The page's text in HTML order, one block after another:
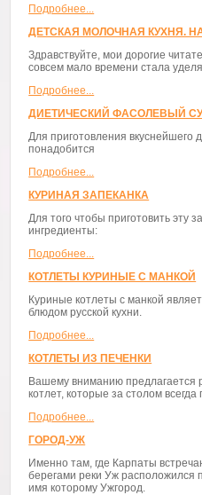
Подробнее...
ДЕТСКАЯ МОЛОЧНАЯ КУХНЯ.
Здравствуйте, мои дорогие
совсем мало времени стала
Подробнее...
ДИЕТИЧЕСКИЙ ФАСОЛЕВЫЙ
Для приготовления вкуснейшего
понадобится
Подробнее...
КУРИНАЯ ЗАПЕКАНКА
Для того чтобы приготовить эту
ингредиенты:
Подробнее...
КОТЛЕТЫ КУРИНЫЕ С МАНКОЙ
Куриные котлеты с манкой
блюдом русской кухни.
Подробнее...
КОТЛЕТЫ ИЗ ПЕЧЕНКИ
Вашему вниманию предлагается
котлет, которые за столом
Подробнее...
ГОРОД-УЖ
Именно там, где Карпаты
берегами реки Уж расположился
имя которому Ужгород.